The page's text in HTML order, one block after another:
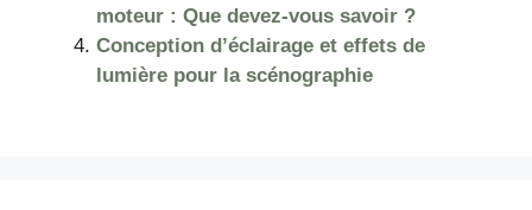
moteur : Que devez-vous savoir ?
Conception d’éclairage et effets de
lumière pour la scénographie